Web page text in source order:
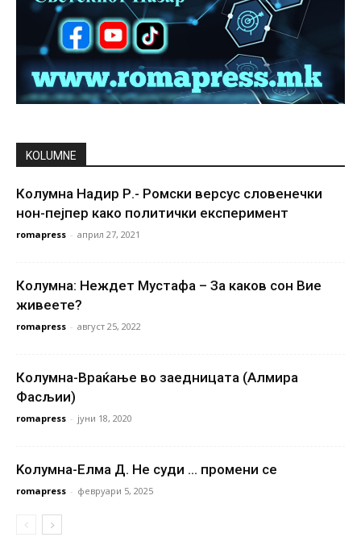
KOLUMNE
Колумна Надир Р.- Ромски версус словенечки
нон-пејпер како политички експеримент
romapress - април 27, 2021
Колумна: Неждет Мустафа – За каков сон Вие
живеете?
romapress - август 25, 2022
Колумна-Враќање во заедницата (Алмира
Фасљии)
romapress - јуни 18, 2020
Kолумна-Елма Д. Не суди … промени се
romapress - февруари 5, 2025